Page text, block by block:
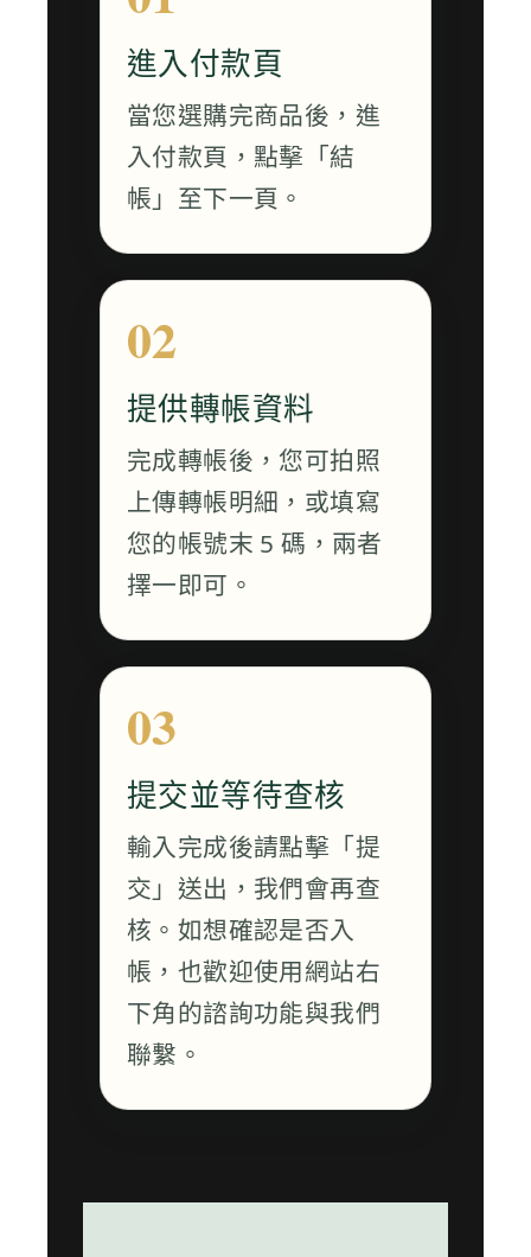
進入付款頁
當您選購完商品後，進
入付款頁，點擊「結
帳」至下一頁。
提供轉帳資料
完成轉帳後，您可拍照
上傳轉帳明細，或填寫
您的帳號末 5 碼，兩者
擇一即可。
提交並等待查核
輸入完成後請點擊「提
交」送出，我們會再查
核。如想確認是否入
帳，也歡迎使用網站右
下角的諮詢功能與我們
聯繫。